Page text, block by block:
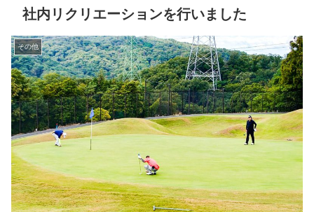
社内リクリエーションを行いました
その他